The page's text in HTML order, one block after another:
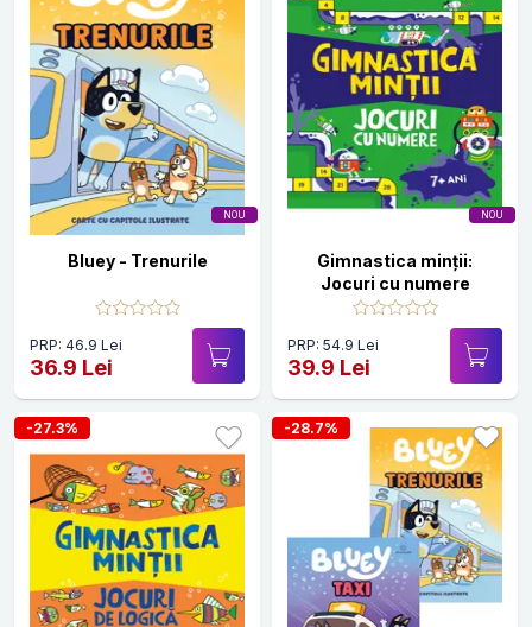
NOU
Bluey - Trenurile
PRP: 46.9 Lei
36.9 Lei
NOU
Gimnastica minții:
Jocuri cu numere
PRP: 54.9 Lei
39.9 Lei
-27.3% -28.7%